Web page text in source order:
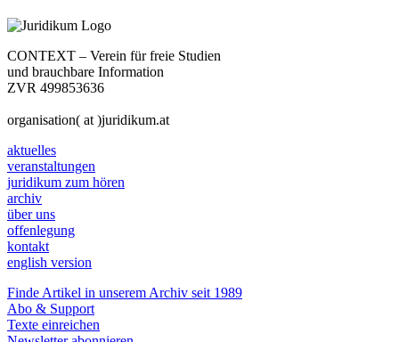
CONTEXT – Verein für freie Studien
und brauchbare Information
ZVR 499853636
organisation( at )juridikum.at
aktuelles
veranstaltungen
juridikum zum hören
archiv
über uns
offenlegung
kontakt
english version
Finde Artikel in unserem Archiv seit 1989
Abo & Support
Texte einreichen